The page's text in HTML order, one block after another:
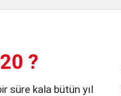
?
süre kala bütün yıl